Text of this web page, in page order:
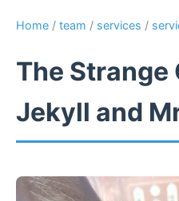
Home / team / services /
The Strange
Jekyll and